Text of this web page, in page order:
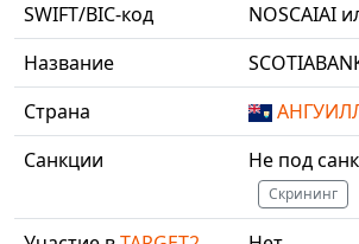
SWIFT/BIC-код
NOSCAIAI
Название
Страна
Санкции
Не под
Скрининг